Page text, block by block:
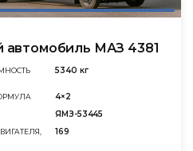
автомобиль МАЗ 4381
5340 кг
4×2
ЯМЗ-53445
169